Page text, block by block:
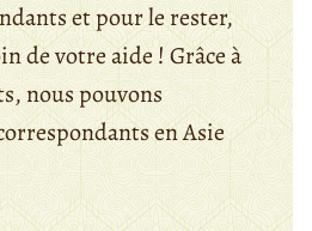
et pour le rester,
de votre aide ! Grâce à
nous pouvons
en Asie